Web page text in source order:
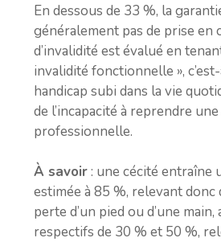
En dessous de 33 %, la
généralement pas de prise en
d’invalidité est évalué en
invalidité fonctionnelle »,
handicap subi dans la vie
de l’incapacité à reprendre
professionnelle.
À savoir : une cécité entraîne
estimée à 85 %, relevant donc
perte d’un pied ou d’une main,
respectifs de 30 % et 50 %,